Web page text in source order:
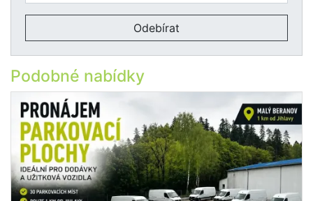
Odebírat
Podobné nabídky